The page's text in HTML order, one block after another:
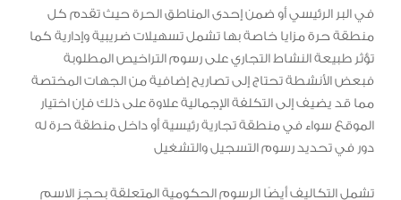
في البر الرئيسي أو ضمن إحدى المناطق الحرة حيث تقدم كل
منطقة حرة مزايا خاصة بها تشمل تسهيلات ضريبية وإدارية كما
تؤثر طبيعة النشاط التجاري على رسوم التراخيص المطلوبة
فبعض الأنشطة تحتاج إلى تصاريح إضافية من الجهات المختصة
مما قد يضيف إلى التكلفة الإجمالية علاوة على ذلك فإن اختيار
الموقع سواء في منطقة تجارية رئيسية أو داخل منطقة حرة له
دور في تحديد رسوم التسجيل والتشغيل
تشمل التكاليف أيضًا الرسوم الحكومية المتعلقة بحجز الاسم